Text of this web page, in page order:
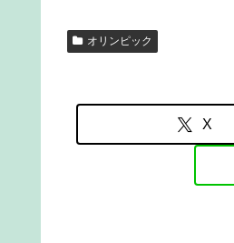
オリンピック
X